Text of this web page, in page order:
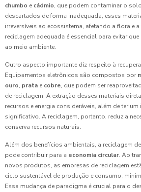
chumbo e cádmio, que podem contaminar o
descartados de forma inadequada, esses
irreversíveis ao ecossistema, afetando a flora e
reciclagem adequada é essencial para evitar
ao meio ambiente.
Outro aspecto importante diz respeito à
Equipamentos eletrônicos são compostos por
ouro, prata e cobre, que podem ser
de reciclagem. A extração desses materiais
recursos e energia consideráveis, além de ter
significativo. A reciclagem, portanto, reduz a
conserva recursos naturais.
Além dos benefícios ambientais, a reciclagem
pode contribuir para a economia circular. Ao
novos produtos, as empresas de reciclagem
ciclo sustentável de produção e consumo,
Essa mudança de paradigma é crucial para o